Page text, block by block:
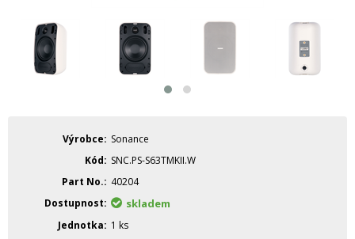
Výrobce
Sonance
Kód
SNC.PS-S63TMKII.W
Part No.
40204
Dostupnost
skladem
Jednotka
1 ks